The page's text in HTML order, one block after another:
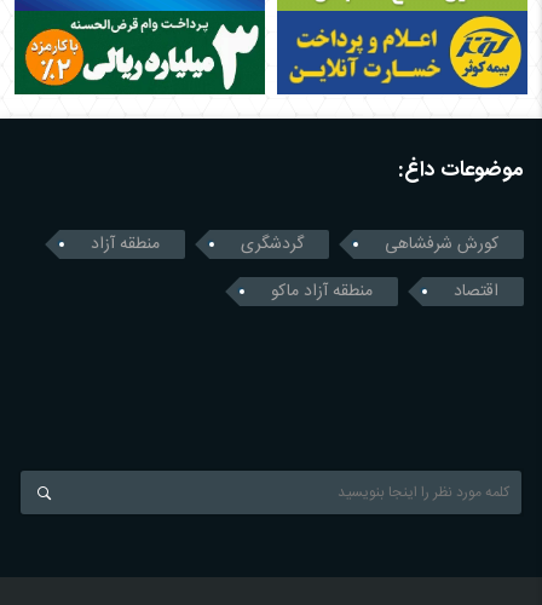
موضوعات داغ:
کورش شرفشاهی گردشگری
منطقه آزاد
اقتصاد
منطقه آزاد ماکو